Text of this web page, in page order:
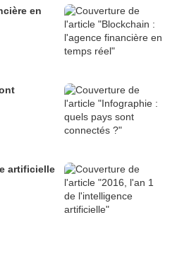
en
artificielle